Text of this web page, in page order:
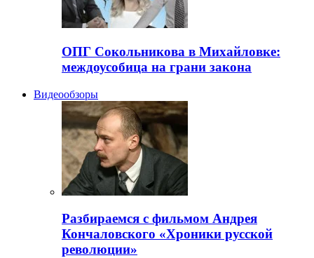
ОПГ Сокольникова в Михайловке:
междоусобица на грани закона
Видеообзоры
Разбираемся с фильмом Андрея
Кончаловского «Хроники русской
революции»